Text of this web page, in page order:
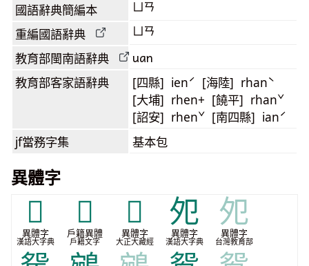
國語辭典簡編本 ㄩㄢ
重編國語辭典 ㄩㄢ
教育部閩南語辭典 uan
教育部客家語辭典
[四縣] ienˊ [海陸] rhanˋ
[大埔] rhen+ [饒平] rhanˇ
[詔安] rhenˇ [南四縣] ianˊ
jf當務字集 基本包
異體字
𡖅
異體字
漢語大字典
𫠔
戶籍異體
戶籍文字
𮬫
異體字
大正大藏經
夗
異體字
漢語大字典
夗
異體字
台灣教育部